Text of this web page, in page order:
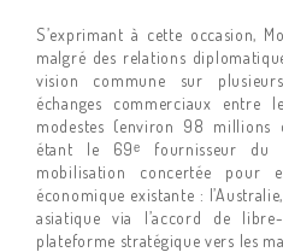
S’exprimant à cette occasion,
malgré des relations
vision commune sur
échanges commerciaux entre
modestes (environ 98 millions
étant le 69ᵉ fournisseur
mobilisation concertée pour
économique existante :
asiatique via l’accord de
plateforme stratégique vers les